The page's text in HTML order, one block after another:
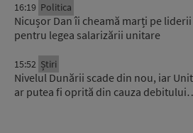
16:19 Politica
Nicușor Dan îi cheamă marți pe
pentru legea salarizării unitare
15:52 Știri
Nivelul Dunării scade din nou, iar
ar putea fi oprită din cauza